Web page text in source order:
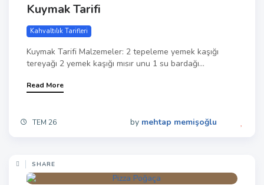
Kuymak Tarifi
Kahvaltılık Tarifleri
Kuymak Tarifi Malzemeler: 2 tepeleme yemek kaşığı
tereyağı 2 yemek kaşığı mısır unu 1 su bardağı...
Read More
TEM 26 by mehtap memişoğlu
SHARE